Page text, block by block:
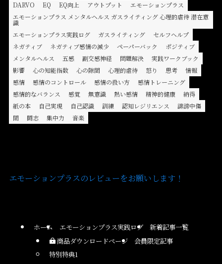
DARVO EQ EQ向上 アウトプット
エモーションプラス
エモーションプラス メンタルヘルス ガスライティング 心理的虐待 潜在意
識
エモーションプラス実践ログ
ガスライティング
セルフヘルプ
ネガティブ
ネガティブ感情の減少 ペーパーバック
ポジティブ
メンタルヘルス
五感 副交感神経 問題解決
実践ワークブック
影響
心の知能指数 心の隙間 心理的虐待 怒り 思考
情報
感情
感情のコントロール 感情の扱い方
感情トレーニング
感情的なバランス
感覚 無意識 熱い感情 精神的健康
納得
紙の本
自己実現 自己認識 訓練 認知レジリエンス
誹謗中傷
間
闘志 集中力 音楽
エモーションプラスのレビューをお願いします！
ホーム エモーションプラス実践ログ
新着記事一覧
商品ダウンロードページ
特別特典1
会員限定記事